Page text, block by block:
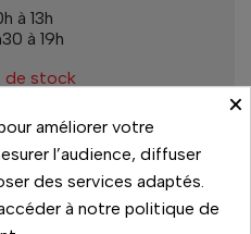
à 13h
à 19h
de stock
×
améliorer votre
l’audience, diffuser
des services adaptés.
à notre politique de